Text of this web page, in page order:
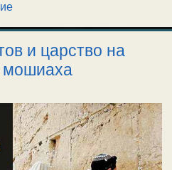
и царство на
мошиаха